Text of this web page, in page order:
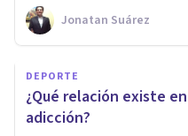
Jonatan Suárez
DEPORTE
¿Qué relación existe
adicción?